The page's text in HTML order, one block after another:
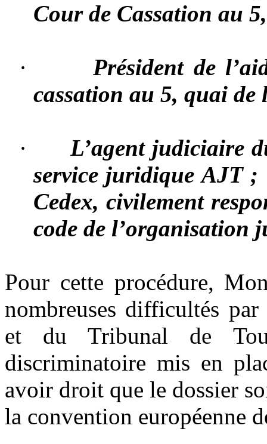
Cour de Cassation au
·
Président de
cassation au 5, quai de
·
L’agent judiciaire
service juridique AJT ;
Cedex, civilement
code de l’organisation
Pour cette procédure,
nombreuses difficultés par
et du Tribunal de
discriminatoire mis en
avoir droit que le dossier
la convention européenne